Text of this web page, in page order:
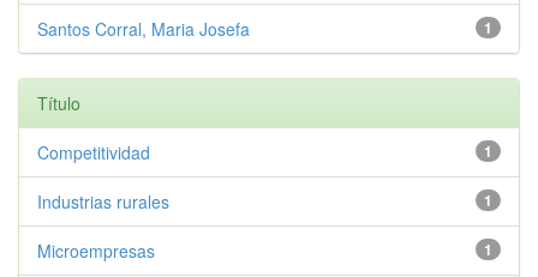
1
Santos Corral, Maria Josefa
Título
1
Competitividad
1
Industrias rurales
1
Microempresas